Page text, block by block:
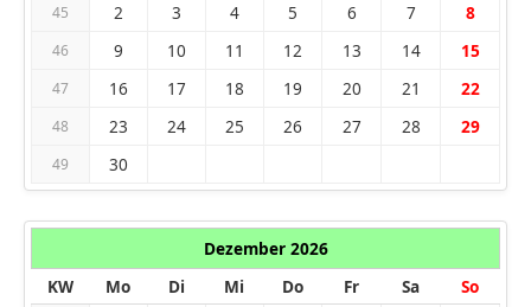
45 2 3 4 5 6 7 8
46 9 10 11 12 13 14 15
47 16 17 18 19 20 21 22
48 23 24 25 26 27 28 29
49 30
Dezember 2026
KW
Mo Di Mi Do Fr Sa So